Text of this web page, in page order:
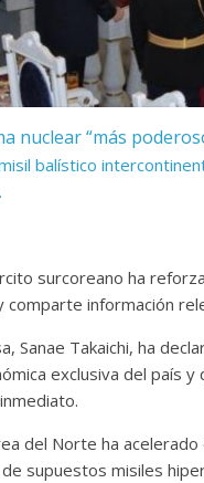
nuclear “más
balístico
surcoreano ha
información
Sanae Takaichi, ha
exclusiva del país
del Norte ha
supuestos misiles